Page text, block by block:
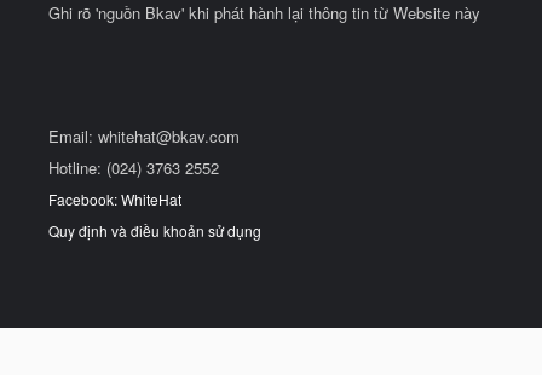
Ghi rõ 'nguồn Bkav' khi phát hành lại thông tin từ Website này
Email: whitehat@bkav.com
Hotline: (024) 3763 2552
Facebook: WhiteHat
Quy định và điều khoản sử dụng